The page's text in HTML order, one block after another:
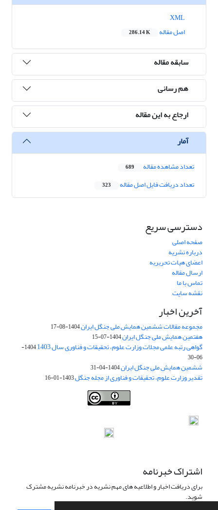
اصل مقاله
286.14 K
سابقه مقاله
هم رسانی
ارجاع به این مقاله
آمار
تعداد مشاهده مقاله 689
تعداد دریافت فایل اصل مقاله 323
دسترسی سریع
صفحه اصلی
درباره نشریه
اعضای هیات تحریریه
ارسال مقاله
تماس با ما
نقشه سایت
آخرین اخبار
مجموعه مقالات ششمین همایش ملی جنگل ایران1404-08-17
هفتمین همایش ملی جنگل ایران1404-07-15
گواهی رتبه علمی مجلات وزارت علوم، تحقیقات و فناوری سال 1403
1404-
06-30
ششمین همایش ملی جنگل ایران1404-04-31
تقدیر وزارت علوم، تحقیقات و فناوری از مجله جنگل1403-01-16
اشتراک خبرنامه
برای دریافت اخبار و اطلاعیه های مهم نشریه در خبرنامه نشریه مشترک
شوید.